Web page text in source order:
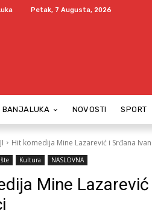
Petak, 7 Augusta, 2026
BANJALUKA NOVOSTI SPORT
Hit komedija Mine Lazarević i Srđana
Kultura NASLOVNA
Mine